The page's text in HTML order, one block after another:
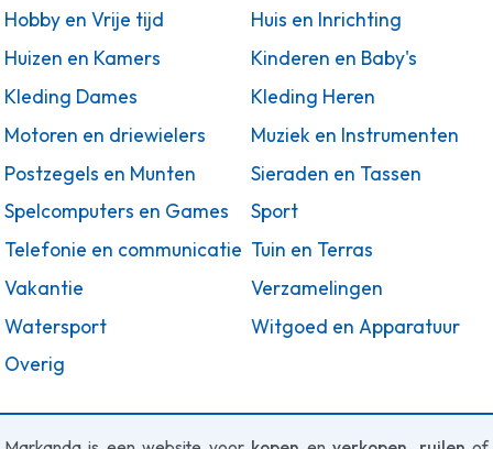
Hobby en Vrije tijd
Huis en Inrichting
Huizen en Kamers
Kinderen en Baby's
Kleding Dames
Kleding Heren
Motoren en driewielers
Muziek en Instrumenten
Postzegels en Munten
Sieraden en Tassen
Spelcomputers en Games
Sport
Telefonie en communicatie Tuin en Terras
Vakantie
Verzamelingen
Watersport
Witgoed en Apparatuur
Overig